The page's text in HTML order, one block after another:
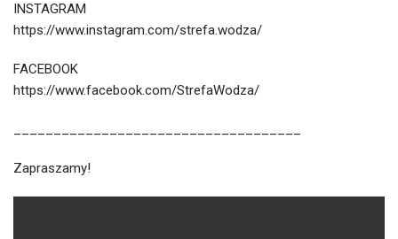
INSTAGRAM
https://www.instagram.com/strefa.wodza/
FACEBOOK
https://www.facebook.com/StrefaWodza/
Zapraszamy!